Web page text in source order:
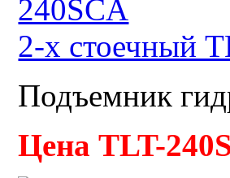
2-х стоечный
Подъемник
Цена TLT-